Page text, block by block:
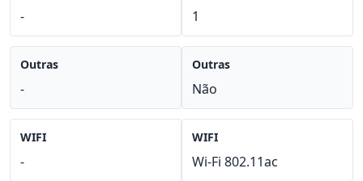
-
Outras
-
WIFI
-
1
Outras
Não
WIFI
Wi-Fi 802.11ac